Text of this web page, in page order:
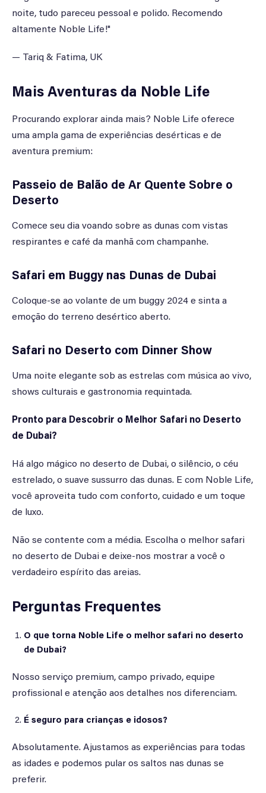
noite, tudo pareceu pessoal e polido. Recomendo
altamente Noble Life!"
— Tariq & Fatima, UK
Mais Aventuras da Noble Life
Procurando explorar ainda mais? Noble Life oferece
uma ampla gama de experiências desérticas e de
aventura premium:
Passeio de Balão de Ar Quente Sobre o
Deserto
Comece seu dia voando sobre as dunas com vistas
respirantes e café da manhã com champanhe.
Safari em Buggy nas Dunas de Dubai
Coloque-se ao volante de um buggy 2024 e sinta a
emoção do terreno desértico aberto.
Safari no Deserto com Dinner Show
Uma noite elegante sob as estrelas com música ao vivo,
shows culturais e gastronomia requintada.
Pronto para Descobrir o Melhor Safari no Deserto
de Dubai?
Há algo mágico no deserto de Dubai, o silêncio, o céu
estrelado, o suave sussurro das dunas. E com Noble Life,
você aproveita tudo com conforto, cuidado e um toque
de luxo.
Não se contente com a média. Escolha o melhor safari
no deserto de Dubai e deixe-nos mostrar a você o
verdadeiro espírito das areias.
Perguntas Frequentes
O que torna Noble Life o melhor safari no deserto
de Dubai?
Nosso serviço premium, campo privado, equipe
profissional e atenção aos detalhes nos diferenciam.
É seguro para crianças e idosos?
Absolutamente. Ajustamos as experiências para todas
as idades e podemos pular os saltos nas dunas se
preferir.